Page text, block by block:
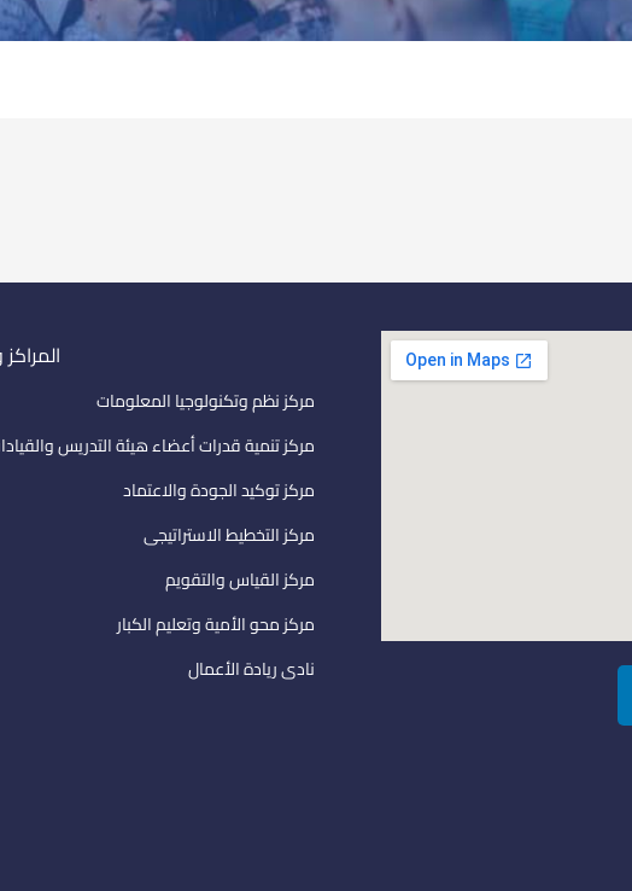
مركز نظم وتكنولوجيا المعلومات
مركز تنمية قدرات أعضاء هيئة التدريس
مركز توكيد الجودة والاعتماد
مركز التخطيط الاستراتيجى
مركز القياس والتقويم
مركز محو الأمية وتعليم الكبار
نادى ريادة الأعمال